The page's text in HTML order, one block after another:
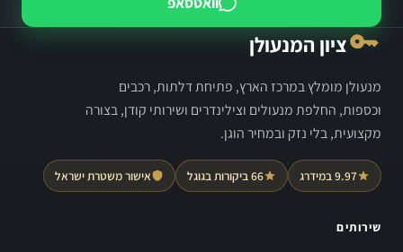
ציון המנעולן
מנעולן מומלץ במרכז הארץ, פתיחת דלתות, רכבים
וכספות, החלפת מנעולים וצילינדרים ושירותי קודן, בצורה
מקצועית, בלי נזק ובמחיר הוגן.
9.97 במידרג 66 ביקורות בגוגל אישור משטרת ישראל
שירותים